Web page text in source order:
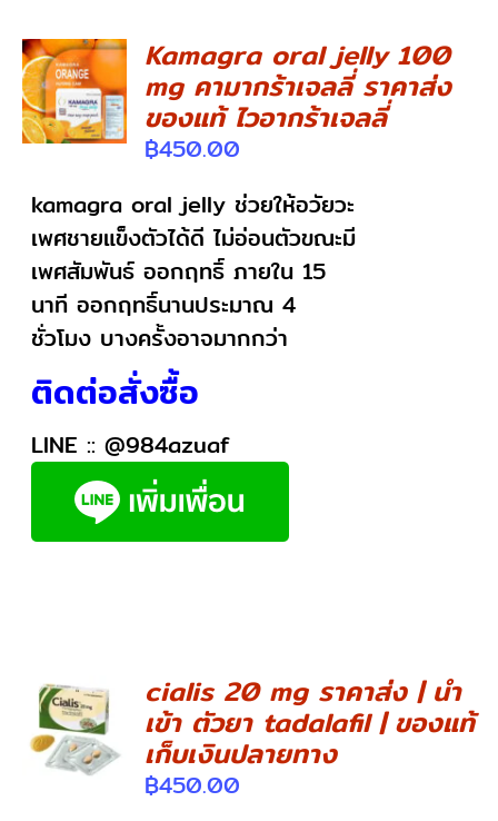
DETAILS
Kamagra oral jelly 100
mg คามากร้าเจลลี่ ราคาส่ง
ของแท้ ไวอากร้าเจลลี่
฿450.00
kamagra oral jelly ช่วยให้อวัยวะ
เพศชายแข็งตัวได้ดี ไม่อ่อนตัวขณะมี
เพศสัมพันธ์ ออกฤทธิ์ ภายใน 15
นาที ออกฤทธิ์นานประมาณ 4
ชั่วโมง บางครั้งอาจมากกว่า
ติดต่อสั่งซื้อ
LINE ::@984azuaf
DETAILS
cialis 20 mg ราคาส่ง | นำ
เข้า ตัวยา tadalafil | ของแท้
เก็บเงินปลายทาง
฿450.00